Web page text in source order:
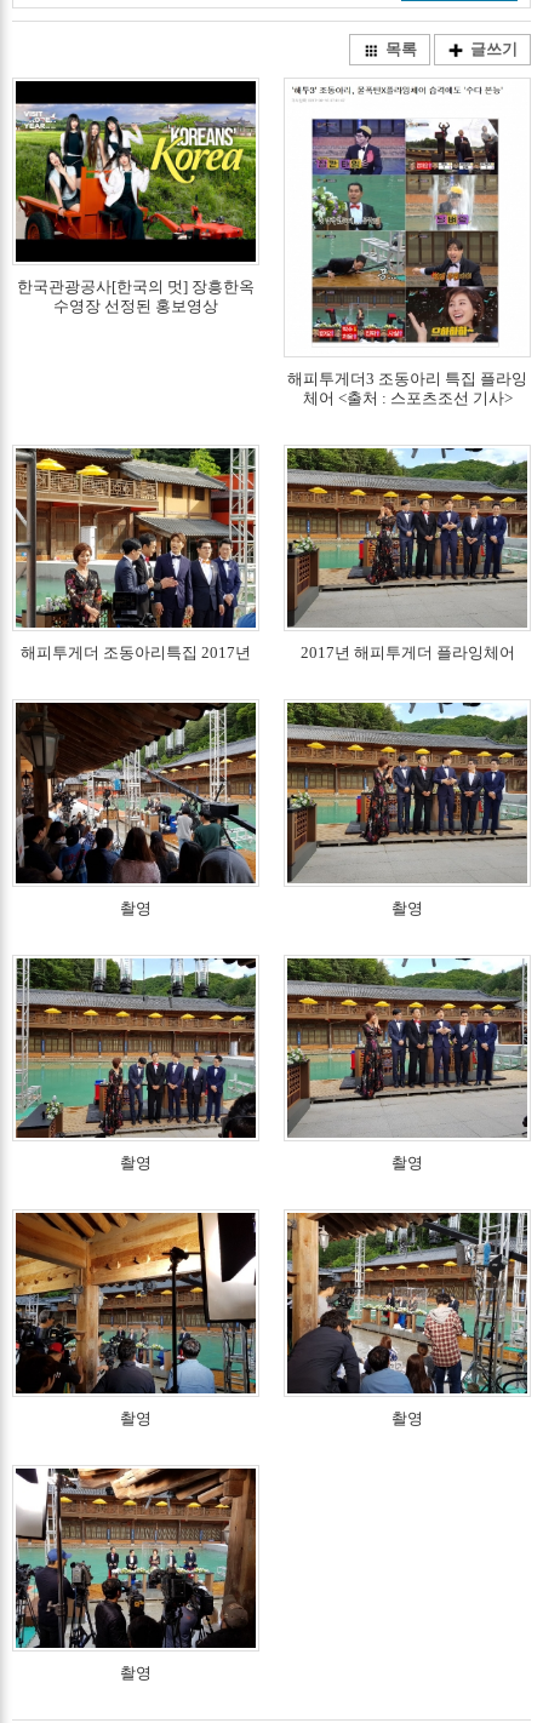
목록 글쓰기
한국관광공사[한국의 멋] 장흥한옥
수영장 선정된 홍보영상
해피투게더3 조동아리 특집 플라잉
체어 <출처 : 스포츠조선 기사>
해피투게더 조동아리특집 2017년 2017년 해피투게더 플라잉체어
촬영 촬영
촬영 촬영
촬영 촬영
촬영